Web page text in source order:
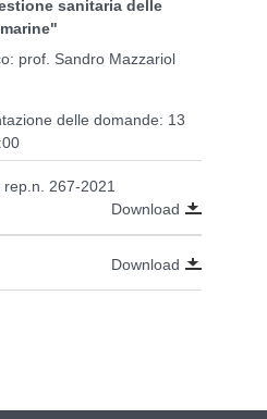
sanitaria delle
prof. Sandro Mazzariol
delle domande: 13
267-2021
Download
Download